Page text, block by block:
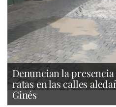
Denuncian la presencia
ratas en las calles
Ginés